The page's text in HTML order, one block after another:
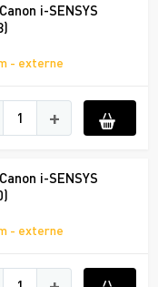
i-SENSYS
- externe
+
i-SENSYS
- externe